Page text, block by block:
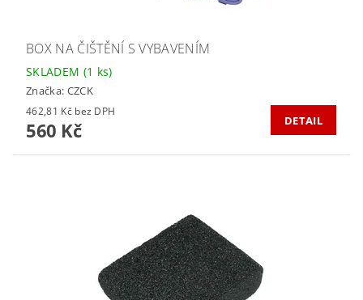
BOX NA ČIŠTĚNÍ S VYBAVENÍM
SKLADEM (1 ks)
Značka: CZCK
462,81 Kč bez DPH
560 Kč DETAIL